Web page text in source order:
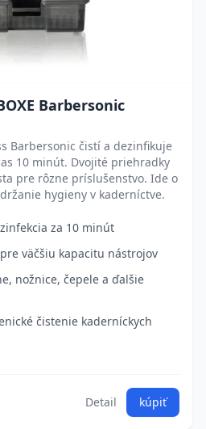
Barbersonic
Barbersonic čistí a dezinfikuje
10 minút. Dvojité priehradky
pre rôzne príslušenstvo. Ide o
hygieny v kaderníctve.
za 10 minút
väčšiu kapacitu nástrojov
nožnice, čepele a ďalšie
čistenie kaderníckych
Detail kúpiť